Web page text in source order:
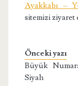
Ayakkabı –
sitemizi ziyaret
Önceki yazı
Büyük
Siyah